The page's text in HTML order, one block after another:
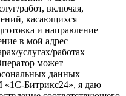
работ, включая,
касающихся
и направление
в мой адрес
услугах/работах
может
данных
Битрикс24», я даю